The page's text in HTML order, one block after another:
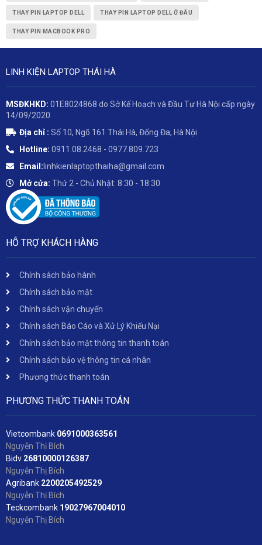
THAY PIN LAPTOP DELL THAY PIN LAPTOP DELL Ở ĐÂU
THAY PIN MACBOOK PRO
LINH KIỆN LAPTOP THÁI HÀ
MSĐKHKD: 01E8024868 do Sở Kế Hoạch và Đầu Tư Hà Nội cấp ngày
14/09/2020
Địa chỉ : Số 10, Ngõ 161 Thái Hà, Đống Đa, Hà Nội
Hotline: 0911.08.2468 - 0977.809.723
Email: linhkienlaptopthaiha@gmail.com
Mở cửa: Thứ 2 - Chủ Nhật: 8:30 - 18:30
HỖ TRỢ KHÁCH HÀNG
Chính sách bảo hành
Chính sách bảo mật
Chính sách vận chuyển
Chính sách Báo Cáo và Xử Lý Khiếu Nại
Chính sách bảo mật thông tin thanh toán
Chính sách bảo vệ thông tin cá nhân
Phương thức thanh toán
PHƯƠNG THỨC THANH TOÁN
Vietcombank 0691000363561
Nguyễn Thị Bích
Bidv 26810000126387
Nguyễn Thị Bích
Agribank 2200205492529
Nguyễn Thị Bích
Teckcombank 19027967004010
Nguyễn Thị Bích